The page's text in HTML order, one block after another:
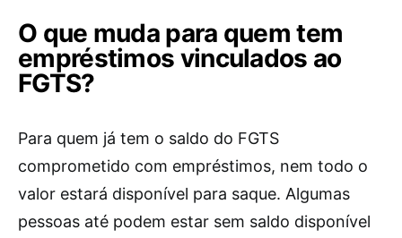
O que muda para quem tem
empréstimos vinculados ao
FGTS?
Para quem já tem o saldo do FGTS
comprometido com empréstimos, nem todo o
valor estará disponível para saque. Algumas
pessoas até podem estar sem saldo disponível